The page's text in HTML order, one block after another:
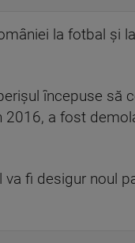
la fotbal și
începuse să
a fost
fi desigur noul